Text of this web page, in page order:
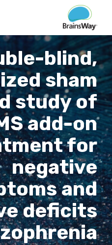
blind,
sham
study of
add-on
for
negative
and
deficits